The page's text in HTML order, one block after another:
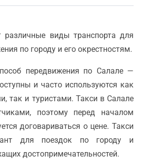
различные виды транспорта для
по городу и его окрестностям.
передвижения по Салале —
и часто используются как
так и туристами. Такси в Салале
поэтому перед началом
договариваться о цене. Такси
для поездок по городу и
достопримечательностей.